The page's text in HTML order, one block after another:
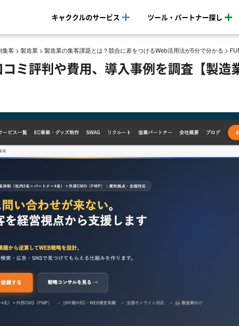
キャククルのサービス ツール・パートナー探し
集客 > 製造業 > 製造業の集客課題とは？競合に差をつけるWeb活用法が5分で分かる >
ミ評判や費用、導入事例を調査【製造